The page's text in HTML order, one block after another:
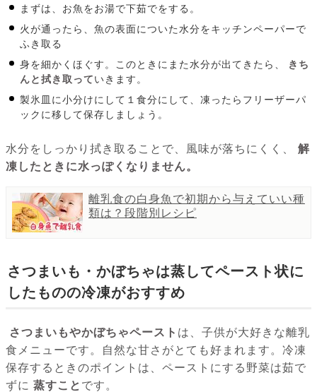
まずは、お魚をお湯で下茹でをする。
火が通ったら、魚の表面についた水分をキッチンペーパーで
ふき取る
身を細かくほぐす。このときにまた水分が出てきたら、
きち
んと拭き取っていきます。
製氷皿に小分けにして１食分にして、凍ったらフリーザーパ
ックに移して保存しましょう。
水分をしっかり拭き取ることで、風味が落ちにくく、
解
凍したときに水っぽくなりません。
離乳食の白身魚で初期から与えていい種
類は？段階別レシピ
さつまいも・かぼちゃは蒸してペースト状に
したものの冷凍がおすすめ
さつまいもやかぼちゃペースト は、子供が大好きな離乳
食メニューです。自然な甘さがとても好まれます。冷凍
保存するときのポイントは、ペーストにする野菜は茹で
ずに 蒸すこと です。